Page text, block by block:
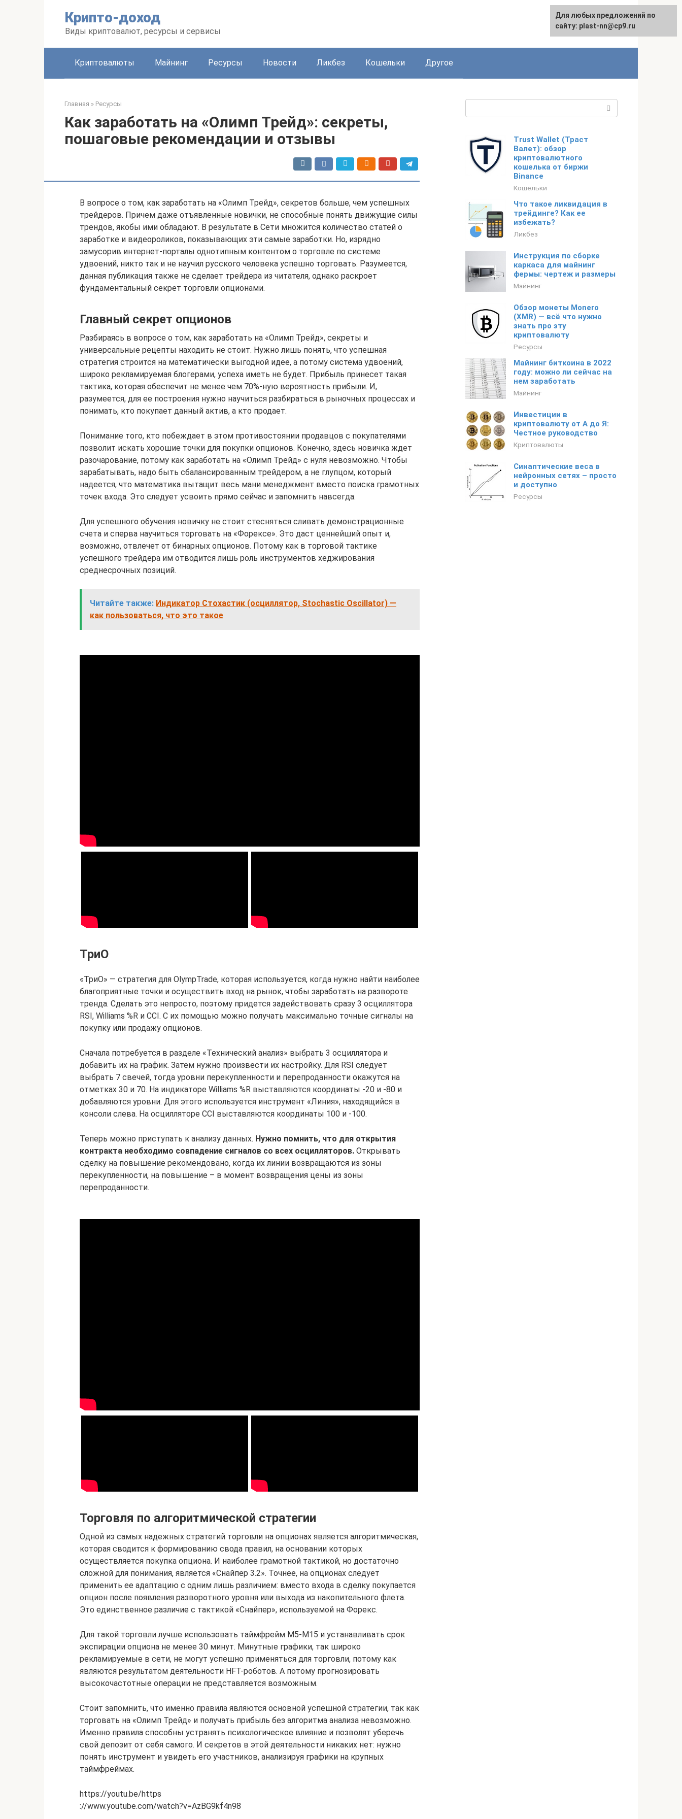
Крипто-доход
Виды криптовалют, ресурсы и сервисы
Криптовалюты Майнинг Ресурсы Новости Ликбез Кошельки Другое
Главная » Ресурсы
Как заработать на «Олимп Трейд»: секреты,
пошаговые рекомендации и отзывы
В вопросе о том, как заработать на «Олимп Трейд», секретов больше, чем успешных
трейдеров. Причем даже отъявленные новички, не способные понять движущие силы
трендов, якобы ими обладают. В результате в Сети множится количество статей о
заработке и видеороликов, показывающих эти самые заработки. Но, изрядно
замусорив интернет-порталы однотипным контентом о торговле по системе
удвоений, никто так и не научил русского человека успешно торговать. Разумеется,
данная публикация также не сделает трейдера из читателя, однако раскроет
фундаментальный секрет торговли опционами.
Главный секрет опционов
Разбираясь в вопросе о том, как заработать на «Олимп Трейд», секреты и
универсальные рецепты находить не стоит. Нужно лишь понять, что успешная
стратегия строится на математически выгодной идее, а потому система удвоений,
широко рекламируемая блогерами, успеха иметь не будет. Прибыль принесет такая
тактика, которая обеспечит не менее чем 70%-ную вероятность прибыли. И,
разумеется, для ее построения нужно научиться разбираться в рыночных процессах и
понимать, кто покупает данный актив, а кто продает.
Понимание того, кто побеждает в этом противостоянии продавцов с покупателями
позволит искать хорошие точки для покупки опционов. Конечно, здесь новичка ждет
разочарование, потому как заработать на «Олимп Трейд» с нуля невозможно. Чтобы
зарабатывать, надо быть сбалансированным трейдером, а не глупцом, который
надеется, что математика вытащит весь мани менеджмент вместо поиска грамотных
точек входа. Это следует усвоить прямо сейчас и запомнить навсегда.
Для успешного обучения новичку не стоит стесняться сливать демонстрационные
счета и сперва научиться торговать на «Форексе». Это даст ценнейший опыт и,
возможно, отвлечет от бинарных опционов. Потому как в торговой тактике
успешного трейдера им отводится лишь роль инструментов хеджирования
среднесрочных позиций.
Читайте также: Индикатор Стохастик (осциллятор, Stochastic Oscillator) —
как пользоваться, что это такое
ТриО
«ТриО» — стратегия для OlympTrade, которая используется, когда нужно найти наиболее
благоприятные точки и осуществить вход на рынок, чтобы заработать на развороте
тренда. Сделать это непросто, поэтому придется задействовать сразу 3 осциллятора
RSI, Williams %R и CCI. С их помощью можно получать максимально точные сигналы на
покупку или продажу опционов.
Сначала потребуется в разделе «Технический анализ» выбрать 3 осциллятора и
добавить их на график. Затем нужно произвести их настройку. Для RSI следует
выбрать 7 свечей, тогда уровни перекупленности и перепроданности окажутся на
отметках 30 и 70. На индикаторе Williams %R выставляются координаты -20 и -80 и
добавляются уровни. Для этого используется инструмент «Линия», находящийся в
консоли слева. На осцилляторе CCI выставляются координаты 100 и -100.
Теперь можно приступать к анализу данных. Нужно помнить, что для открытия
контракта необходимо совпадение сигналов со всех осцилляторов. Открывать
сделку на повышение рекомендовано, когда их линии возвращаются из зоны
перекупленности, на повышение – в момент возвращения цены из зоны
перепроданности.
Торговля по алгоритмической стратегии
Одной из самых надежных стратегий торговли на опционах является алгоритмическая,
которая сводится к формированию свода правил, на основании которых
осуществляется покупка опциона. И наиболее грамотной тактикой, но достаточно
сложной для понимания, является «Снайпер 3.2». Точнее, на опционах следует
применить ее адаптацию с одним лишь различием: вместо входа в сделку покупается
опцион после появления разворотного уровня или выхода из накопительного флета.
Это единственное различие с тактикой «Снайпер», используемой на Форекс.
Для такой торговли лучше использовать таймфрейм М5-М15 и устанавливать срок
экспирации опциона не менее 30 минут. Минутные графики, так широко
рекламируемые в сети, не могут успешно применяться для торговли, потому как
являются результатом деятельности HFT-роботов. А потому прогнозировать
высокочастотные операции не представляется возможным.
Стоит запомнить, что именно правила являются основной успешной стратегии, так как
торговать на «Олимп Трейд» и получать прибыль без алгоритма анализа невозможно.
Именно правила способны устранять психологическое влияние и позволят уберечь
свой депозит от себя самого. И секретов в этой деятельности никаких нет: нужно
понять инструмент и увидеть его участников, анализируя графики на крупных
таймфреймах.
https://youtu.be/https
://www.youtube.com/watch?v=AzBG9kf4n98
Trust Wallet (Траст
Валет): обзор
криптовалютного
кошелька от биржи
Binance
Кошельки
Что такое ликвидация в
трейдинге? Как ее
избежать?
Ликбез
Инструкция по сборке
каркаса для майнинг
фермы: чертеж и размеры
Майнинг
Обзор монеты Monero
(XMR) — всё что нужно
знать про эту
криптовалюту
Ресурсы
Майнинг биткоина в 2022
году: можно ли сейчас на
нем заработать
Майнинг
Инвестиции в
криптовалюту от А до Я:
Честное руководство
Криптовалюты
Синаптические веса в
нейронных сетях – просто
и доступно
Ресурсы
Для любых предложений по
сайту: plast-nn@cp9.ru